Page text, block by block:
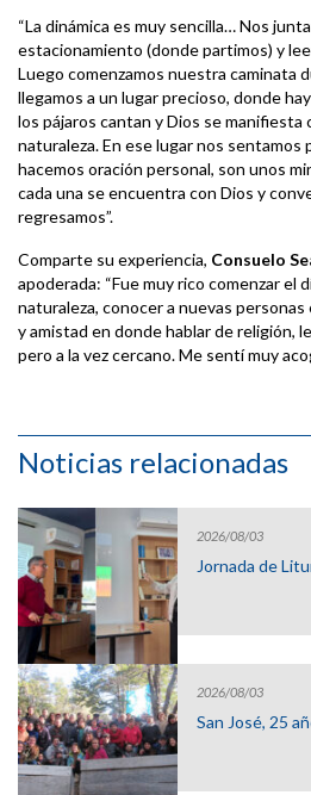
“La dinámica es muy sencilla… Nos
estacionamiento (donde partimos) y
Luego comenzamos nuestra caminata
llegamos a un lugar precioso, donde
los pájaros cantan y Dios se manifiesta
naturaleza. En ese lugar nos sentamos
hacemos oración personal, son unos
cada una se encuentra con Dios y
regresamos”.
Comparte su experiencia, Consuelo
apoderada: “Fue muy rico comenzar el
naturaleza, conocer a nuevas
y amistad en donde hablar de religión,
pero a la vez cercano. Me sentí muy
Noticias relacionadas
2026/08/03
Jornada de
2026/08/03
San José, 25